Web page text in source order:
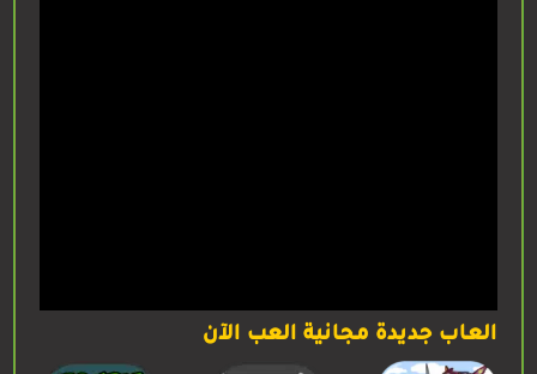
العاب جديدة مجانية العب الآن